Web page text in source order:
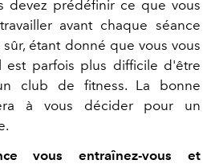
devez prédéfinir ce que vous
avant chaque séance
étant donné que vous vous
est parfois plus difficile d'être
club de fitness. La bonne
à vous décider pour un
vous entraînez-vous et